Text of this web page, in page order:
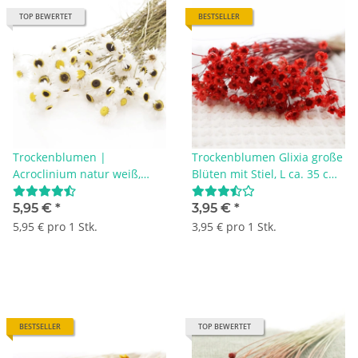
TOP BEWERTET
Trockenblumen |
Acroclinium natur weiß,
Blüten mit Stiel, VE 1 Bund
5,95 € *
5,95 € pro 1 Stk.
BESTSELLER
Trockenblumen Glixia große
Blüten mit Stiel, L ca. 35 cm,
hellrot
3,95 € *
3,95 € pro 1 Stk.
BESTSELLER TOP BEWERTET